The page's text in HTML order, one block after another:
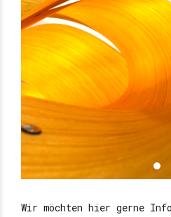
Wir möchten hier gerne